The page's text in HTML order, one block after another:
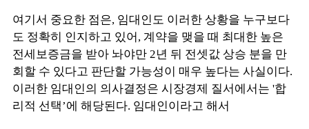
여기서 중요한 점은, 임대인도 이러한 상황을 누구보다
도 정확히 인지하고 있어, 계약을 맺을 때 최대한 높은
전세보증금을 받아 놔야만 2년 뒤 전셋값 상승 분을 만
회할 수 있다고 판단할 가능성이 매우 높다는 사실이다.
이러한 임대인의 의사결정은 시장경제 질서에서는 '합
리적 선택’에 해당된다. 임대인이라고 해서